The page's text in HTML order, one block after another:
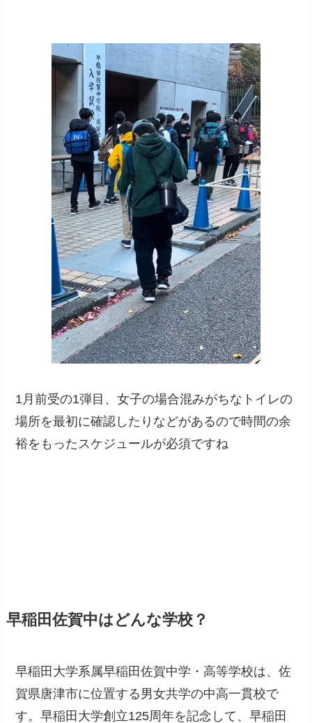
1月前受の1弾目、女子の場合混みがちなトイレの
場所を最初に確認したりなどがあるので時間の余
裕をもったスケジュールが必須ですね
早稲田佐賀中はどんな学校？
早稲田大学系属早稲田佐賀中学・高等学校は、佐
賀県唐津市に位置する男女共学の中高一貫校で
す。早稲田大学創立125周年を記念して、早稲田